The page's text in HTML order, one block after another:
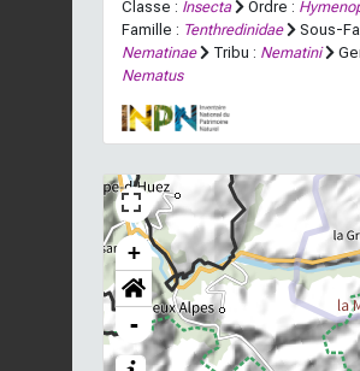
Classe : Insecta Ordre :
Famille : Tenthredinidae
Sous-
Nematinae
Tribu : Nematini
Nematus
+
-